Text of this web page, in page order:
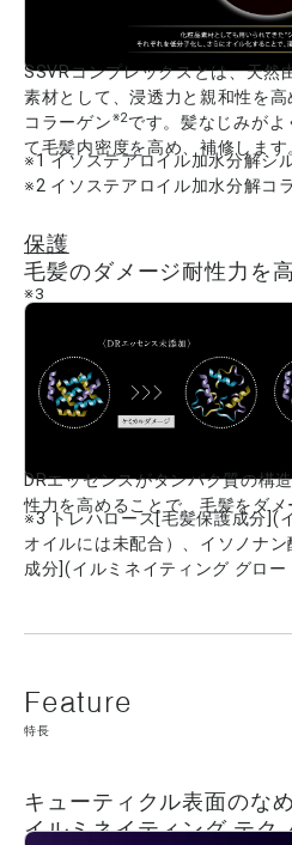
SSVRコンプレックスとは、天
素材として、浸透力と親和性を高
コラーゲン※2です。髪なじみが
て毛髪内密度を高め、補修します
※1 イソステアロイル加水分解シ
※2 イソステアロイル加水分解コ
保護
毛髪のダメージ耐性力を
※3。
DRエッセンスがタンパク質の構
性力を高めることで、毛髪をダメ
※3 トレハロース[毛髪保護成分](
オイルには未配合）、イソノナ
成分](イルミネイティング グロー
特長
キューティクル表面のな
イルミネイティング テク